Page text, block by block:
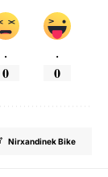
.
0
.
0
Nirxandinek Bike